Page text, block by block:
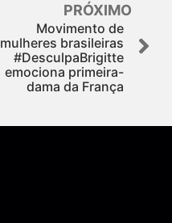
PRÓXIMO
Movimento de
mulheres brasileiras
#DesculpaBrigitte
emociona primeira-
dama da França